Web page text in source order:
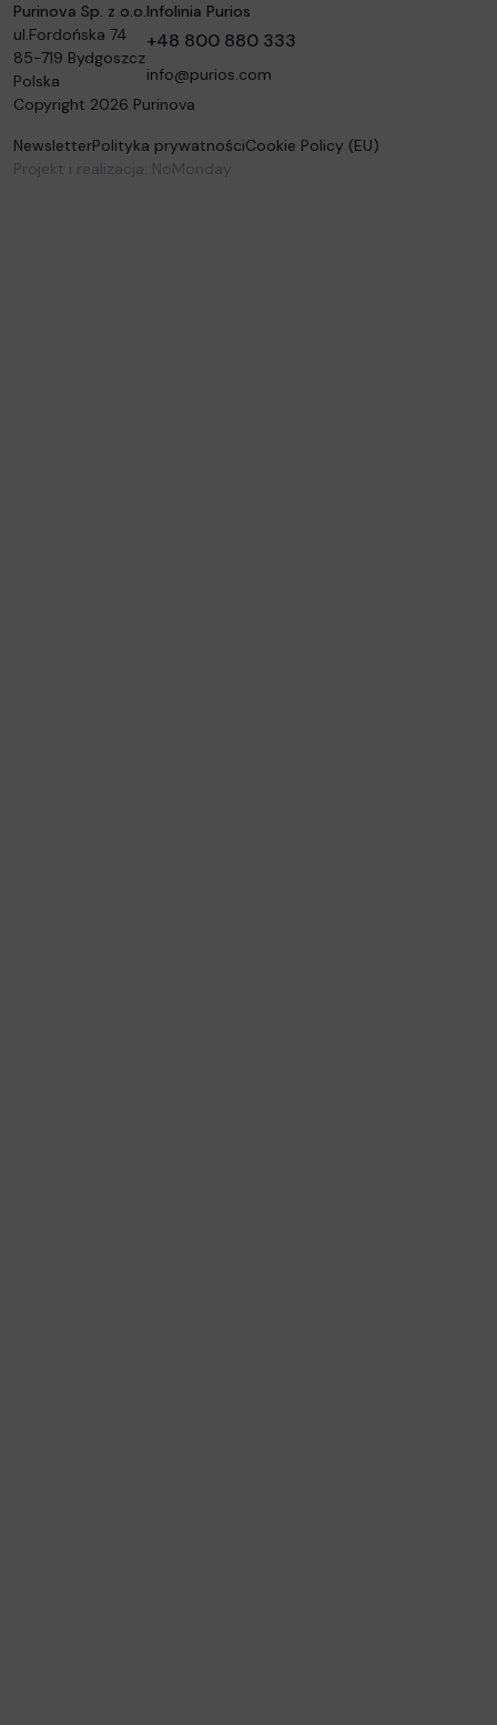
Purinova Sp. z o.o.
ul.Fordońska 74
85-719 Bydgoszcz
Polska
Infolinia Purios
+48 800 880 333
info@purios.com
Copyright 2026 Purinova
NewsletterPolityka prywatnościCookie Policy (EU)
Projekt i realizacja: NoMonday